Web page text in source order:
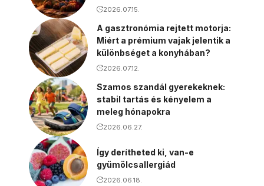
2026.07.15.
A gasztronómia rejtett motorja:
Miért a prémium vajak jelentik a
különbséget a konyhában?
2026.07.12.
Szamos szandál gyerekeknek:
stabil tartás és kényelem a
meleg hónapokra
2026.06.27.
Így derítheted ki, van-e
gyümölcsallergiád
2026.06.18.